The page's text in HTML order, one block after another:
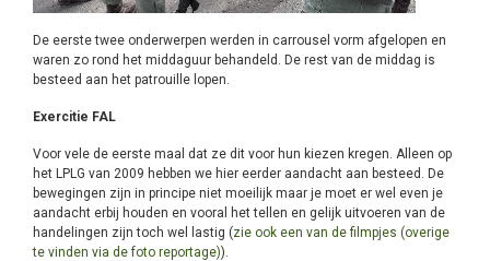
De eerste twee onderwerpen werden in carrousel vorm afgelopen en
waren zo rond het middaguur behandeld. De rest van de middag is
besteed aan het patrouille lopen.
Exercitie FAL
Voor vele de eerste maal dat ze dit voor hun kiezen kregen. Alleen op
het LPLG van 2009 hebben we hier eerder aandacht aan besteed. De
bewegingen zijn in principe niet moeilijk maar je moet er wel even je
aandacht erbij houden en vooral het tellen en gelijk uitvoeren van de
handelingen zijn toch wel lastig (zie ook een van de filmpjes (overige
te vinden via de foto reportage)).